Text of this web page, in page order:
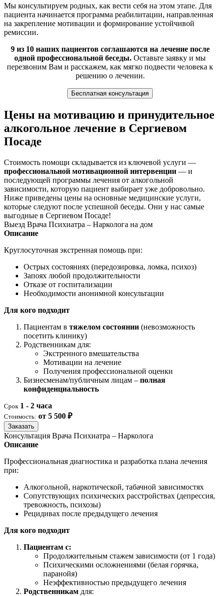
Мы консультируем родных, как вести себя на этом этапе. Для
пациента начинается программа реабилитации, направленная
на закрепление мотивации и формирование устойчивой
ремиссии.
9 из 10 наших пациентов соглашаются на лечение после
одной профессиональной беседы. Оставьте заявку и мы
перезвоним Вам и расскажем, как мягко подвести человека к
решению о лечении.
Бесплатная консультация
Цены на мотивацию и принудительное
алкогольное лечение в Сергиевом
Посаде
Стоимость помощи складывается из ключевой услуги —
профессиональной мотивационной интервенции — и
последующей программы лечения от алкогольной
зависимости, которую пациент выбирает уже добровольно.
Ниже приведены цены на основные медицинские услуги,
которые следуют после успешной беседы. Они у нас самые
выгодные в Сергиевом Посаде!
Выезд Врача Психиатра – Нарколога на дом
Описание
Круглосуточная экстренная помощь при:
Острых состояниях (передозировка, ломка, психоз)
Запоях любой продолжительности
Отказе от госпитализации
Необходимости анонимной консультации
Для кого подходит
Пациентам в тяжелом состоянии (невозможность
посетить клинику)
Родственникам для:
Экстренного вмешательства
Мотивации на лечение
Получения профессиональной оценки
Бизнесменам/публичным лицам – полная
конфиденциальность
Срок 1 - 2 часа
Стоимость: от 5 500 ₽
Заказать
Консультация Врача Психиатра – Нарколога
Описание
Профессиональная диагностика и разработка плана лечения
при:
Алкогольной, наркотической, табачной зависимостях
Сопутствующих психических расстройствах (депрессия,
тревожность, психозы)
Рецидивах после предыдущего лечения
Для кого подходит
Пациентам с:
Продолжительным стажем зависимости (от 1 года)
Психическими осложнениями (белая горячка,
паранойя)
Неэффективностью предыдущего лечения
Родственникам для: